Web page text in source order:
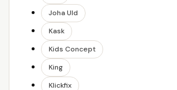
Joha Uld
Kask
Kids Concept
King
Klickfix